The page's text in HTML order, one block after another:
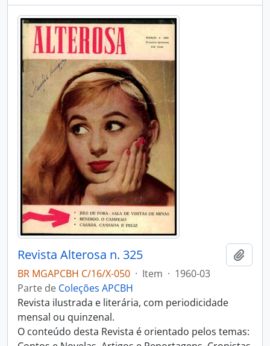
Revista Alterosa n. 325
BR MGAPCBH C/16/X-050 · Item · 1960-03
Parte de Coleções APCBH
Revista ilustrada e literária, com periodicidade
mensal ou quinzenal.
O conteúdo desta Revista é orientado pelos temas: